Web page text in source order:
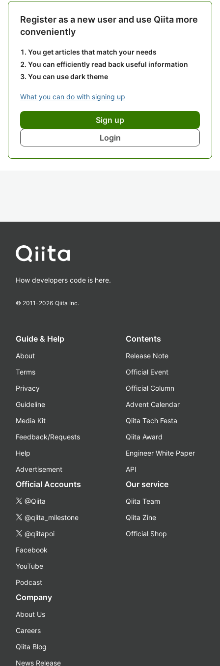
Register as a new user and use Qiita more
conveniently
You get articles that match your needs
You can efficiently read back useful information
You can use dark theme
What you can do with signing up
Sign up
Login
How developers code is here.
© 2011-2026 Qiita Inc.
Guide & Help
About
Terms
Privacy
Guideline
Media Kit
Feedback/Requests
Help
Advertisement
Contents
Release Note
Official Event
Official Column
Advent Calendar
Qiita Tech Festa
Qiita Award
Engineer White Paper
API
Official Accounts
@Qiita
@qiita_milestone
@qiitapoi
Facebook
YouTube
Podcast
Our service
Qiita Team
Qiita Zine
Official Shop
Company
About Us
Careers
Qiita Blog
News Release